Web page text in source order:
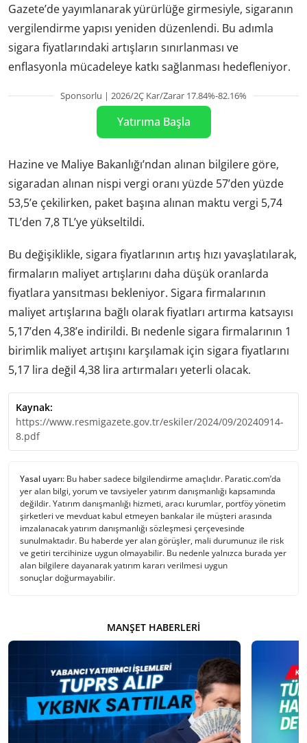
Gazete’de yayımlanarak yürürlüğe girmesiyle, sigaranın
vergilendirme yapısı yeniden düzenlendi. Bu adımla
sigara fiyatlarındaki artışların sınırlanması ve
enflasyonla mücadeleye katkı sağlanması hedefleniyor.
Sponsorlu | 2026/2Ç Kar/Zarar 17.84%-82.16%
Yatırıma Başla
Hazine ve Maliye Bakanlığı’ndan alınan bilgilere göre,
sigaradan alınan nispi vergi oranı yüzde 57’den yüzde
53,5’e çekilirken, paket başına alınan maktu vergi 5,74
TL’den 7,8 TL’ye yükseltildi.
Bu değişiklikle, sigara fiyatlarının artış hızı yavaşlatılarak,
firmaların maliyet artışlarını daha düşük oranlarda
fiyatlara yansıtması bekleniyor. Sigara firmalarının
maliyet artışlarına bağlı olarak fiyatları artırma katsayısı
5,17’den 4,38’e indirildi. Bı nedenle sigara firmalarının 1
birimlik maliyet artışını karşılamak için sigara fiyatlarını
5,17 lira değil 4,38 lira artırmaları yeterli olacak.
Kaynak:
https://www.resmigazete.gov.tr/eskiler/2024/09/20240914-
8.pdf
Yasal uyarı: Bu haber sadece bilgilendirme amaçlıdır. Paratic.com’da
yer alan bilgi, yorum ve tavsiyeler yatırım danışmanlığı kapsamında
değildir. Yatırım danışmanlığı hizmeti, aracı kurumlar, portföy yönetim
şirketleri ve mevduat kabul etmeyen bankalar ile müşteri arasında
imzalanacak yatırım danışmanlığı sözleşmesi çerçevesinde
sunulmaktadır. Bu haberde yer alan görüşler, mali durumunuz ile risk
ve getiri tercihinize uygun olmayabilir. Bu nedenle yalnızca burada yer
alan bilgilere dayanarak yatırım kararı verilmesi uygun
sonuçlar doğurmayabilir.
MANŞET HABERLERI